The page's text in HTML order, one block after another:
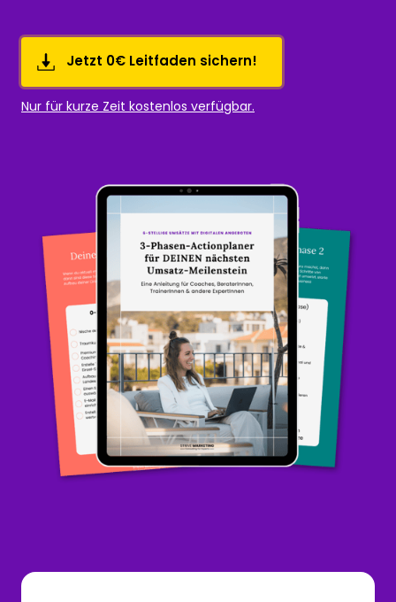
Jetzt 0€ Leitfaden sichern!
Nur für kurze Zeit kostenlos verfügbar.